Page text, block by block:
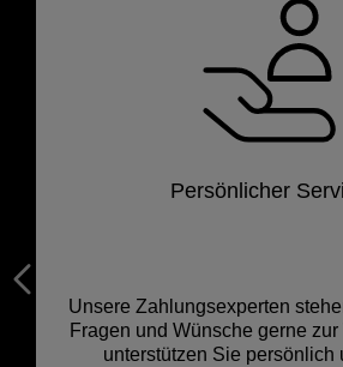
Ausfallrisiko
Mit unserer virtuellen
sind Sie abgesichert. Sollte
Reiseleistung nicht